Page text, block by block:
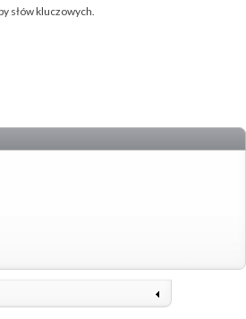
słów kluczowych.